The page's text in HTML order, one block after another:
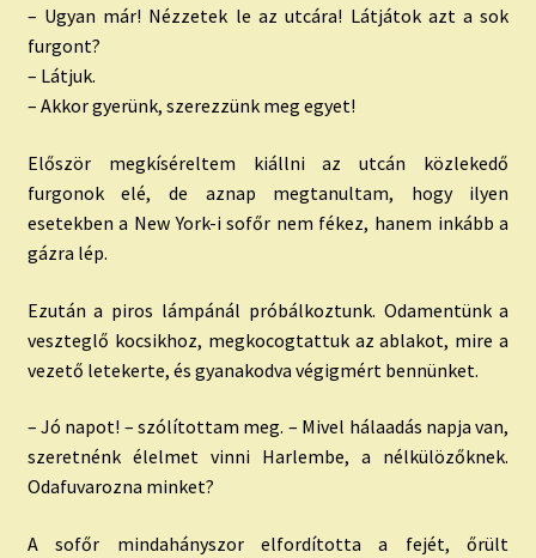
– Ugyan már! Nézzetek le az utcára! Látjátok azt a sok
furgont?
– Látjuk.
– Akkor gyerünk, szerezzünk meg egyet!
Először megkíséreltem kiállni az utcán közlekedő
furgonok elé, de aznap megtanultam, hogy ilyen
esetekben a New York-i sofőr nem fékez, hanem inkább a
gázra lép.
Ezután a piros lámpánál próbálkoztunk. Odamentünk a
veszteglő kocsikhoz, megkocogtattuk az ablakot, mire a
vezető letekerte, és gyanakodva végigmért bennünket.
– Jó napot! – szólítottam meg. – Mivel hálaadás napja van,
szeretnénk élelmet vinni Harlembe, a nélkülözőknek.
Odafuvarozna minket?
A sofőr mindahányszor elfordította a fejét, őrült